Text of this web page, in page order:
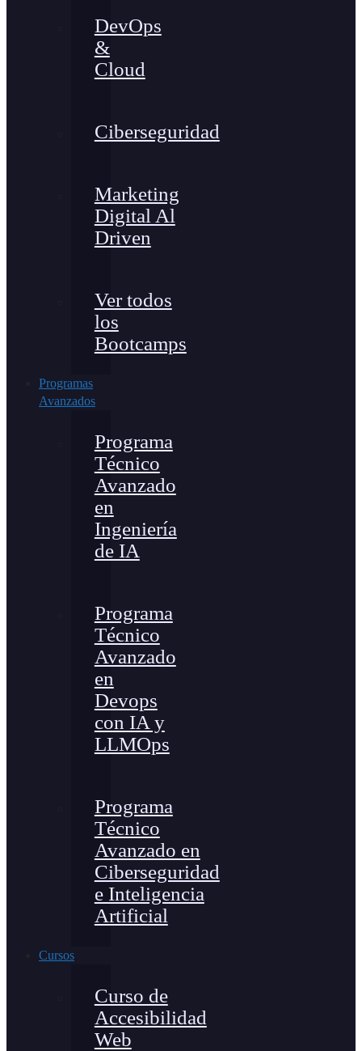
DevOps
&
Cloud
Ciberseguridad
Marketing
Digital Al
Driven
Ver todos
los
Bootcamps
Programas
Avanzados
Programa
Técnico
Avanzado
en
Ingeniería
de IA
Programa
Técnico
Avanzado
en
Devops
con IA y
LLMOps
Programa
Técnico
Avanzado en
Ciberseguridad
e Inteligencia
Artificial
Cursos
Curso de
Accesibilidad
Web